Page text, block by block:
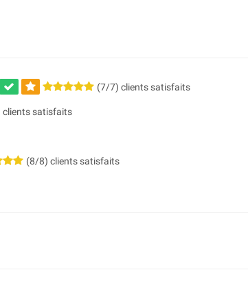
(7/7) clients satisfaits
clients satisfaits
(8/8) clients satisfaits